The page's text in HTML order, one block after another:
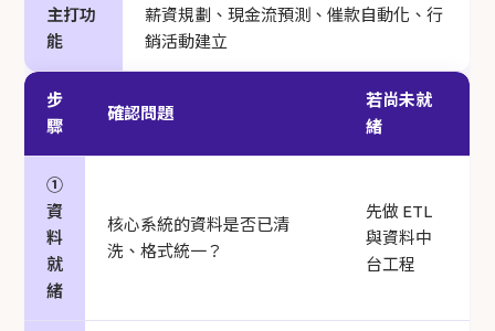
主打功
能
薪資規劃、現金流預測、催款自動化、行
銷活動建立
步
驟
確認問題
若尚未就
緒
①
資
料
就
緒
核心系統的資料是否已清
洗、格式統一？
先做 ETL
與資料中
台工程